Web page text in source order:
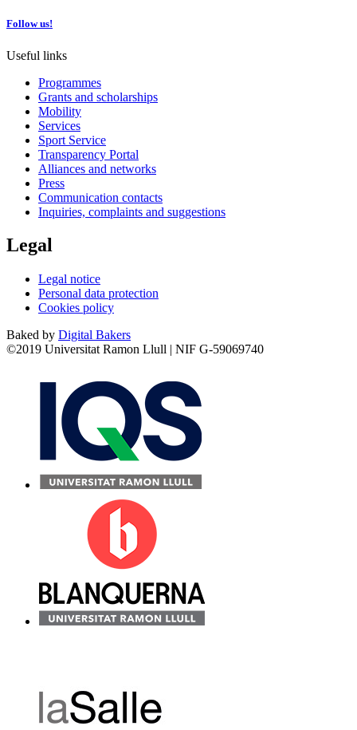
Follow us!
Useful links
Programmes
Grants and scholarships
Mobility
Services
Sport Service
Transparency Portal
Alliances and networks
Press
Communication contacts
Inquiries, complaints and suggestions
Legal
Legal notice
Personal data protection
Cookies policy
Baked by Digital Bakers
©2019 Universitat Ramon Llull | NIF G-59069740